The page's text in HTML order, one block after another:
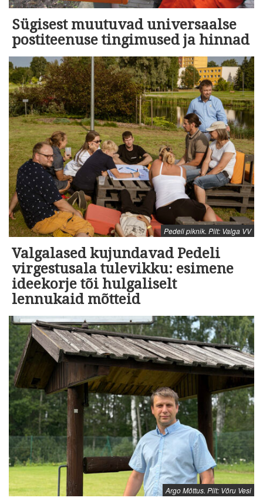
Sügisest muutuvad universaalse
postiteenuse tingimused ja hinnad
Pedeli piknik. Pilt: Valga VV
Valgalased kujundavad Pedeli
virgestusala tulevikku: esimene
ideekorje tõi hulgaliselt
lennukaid mõtteid
Argo Mõttus. Pilt: Võru Vesi